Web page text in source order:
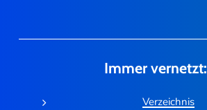
Immer vernetzt:
Verzeichnis